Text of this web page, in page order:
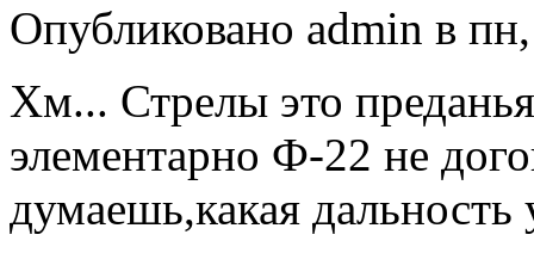
Опубликовано admin в
Хм... Стрелы это
элементарно Ф-22 не
думаешь,какая